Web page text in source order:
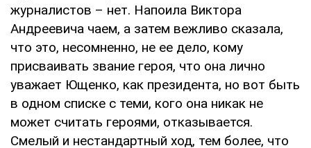
журналистов – нет. Напоила Виктора
Андреевича чаем, а затем вежливо сказала,
что это, несомненно, не ее дело, кому
присваивать звание героя, что она лично
уважает Ющенко, как президента, но вот быть
в одном списке с теми, кого она никак не
может считать героями, отказывается.
Смелый и нестандартный ход, тем более, что